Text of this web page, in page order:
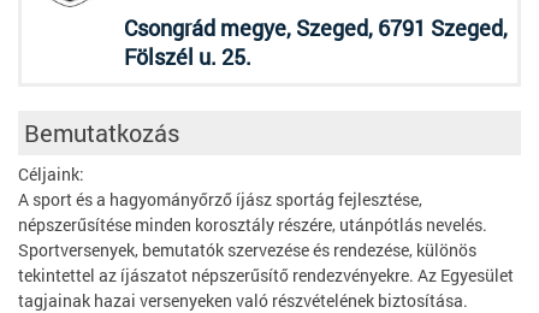
Csongrád megye, Szeged, 6791 Szeged,
Fölszél u. 25.
Bemutatkozás
Céljaink:
A sport és a hagyományőrző íjász sportág fejlesztése,
népszerűsítése minden korosztály részére, utánpótlás nevelés.
Sportversenyek, bemutatók szervezése és rendezése, különös
tekintettel az íjászatot népszerűsítő rendezvényekre. Az Egyesület
tagjainak hazai versenyeken való részvételének biztosítása.